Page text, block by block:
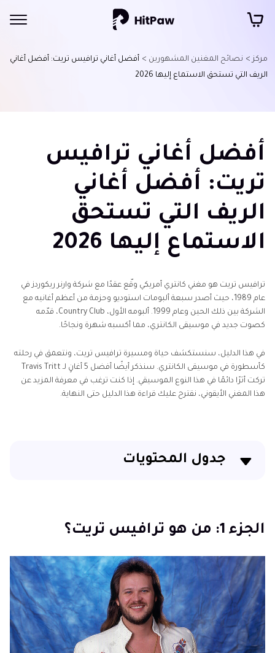
مركز > نصائح المغنين المشهورين > أفضل أغاني ترافيس تريت: أفضل أغاني
الريف التي تستحق الاستماع إليها 2026
أفضل أغاني ترافيس
تريت: أفضل أغاني
الريف التي تستحق
الاستماع إليها 2026
ترافيس تريت هو مغني كانتري أمريكي وقّع عقدًا مع شركة وارنر ريكوردز في
عام 1989، حيث أصدر سبعة ألبومات استوديو وحزمة من أعظم أغانيه مع
الشركة بين ذلك الحين وعام 1999. ألبومه الأول، Country Club، قدّمه
كصوت جديد في موسيقى الكانتري، مما أكسبه شهرة ونجاحًا.
في هذا الدليل، سنستكشف حياة ومسيرة ترافيس تريت، ونتعمق في رحلته
كأسطورة في موسيقى الكانتري. سنذكر أيضًا أفضل 5 أغانٍ لـ Travis Tritt
تركت أثرًا دائمًا في هذا النوع الموسيقي. إذا كنت ترغب في معرفة المزيد عن
هذا المغني الأيقوني، نقترح عليك قراءة هذا الدليل حتى النهاية.
جدول المحتويات
الجزء 2: قائمة أغاني ترافيس تريت
الجزء 1: من هو ترافيس تريت؟